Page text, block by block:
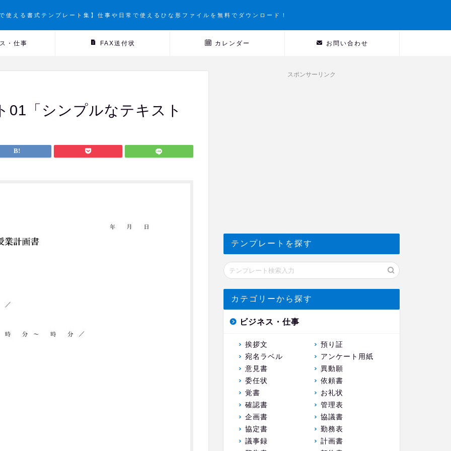
使える書式テンプレート集】仕事や日常で使えるひな形ファイルを無料でダウンロード！
・仕事 FAX送付状 カレンダー お問い合わせ
01「シンプルなテキスト
スポンサーリンク
テンプレートを探す
カテゴリーから探す
ビジネス・仕事
挨拶文
預り証
宛名ラベル
アンケート用紙
意見書
異動願
委任状
依頼書
覚書
お礼状
確認書
管理表
企画書
協議書
協定書
勤務表
議事録
計画書